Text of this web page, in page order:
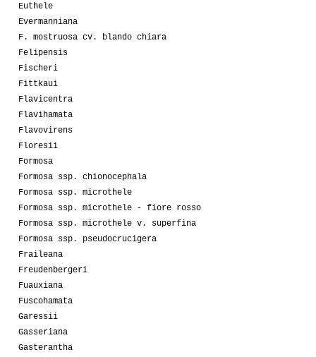
Euthele
Evermanniana
F. mostruosa cv. blando chiara
Felipensis
Fischeri
Fittkaui
Flavicentra
Flavihamata
Flavovirens
Floresii
Formosa
Formosa ssp. chionocephala
Formosa ssp. microthele
Formosa ssp. microthele - fiore rosso
Formosa ssp. microthele v. superfina
Formosa ssp. pseudocrucigera
Fraileana
Freudenbergeri
Fuauxiana
Fuscohamata
Garessii
Gasseriana
Gasterantha